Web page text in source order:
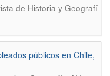
de Historia y Geografí­
públicos en Chile,